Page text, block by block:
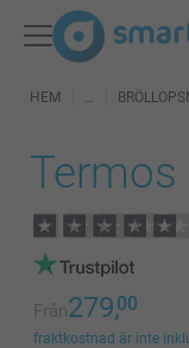
HEM
Termos
Från279,00
fraktkostnad är inte